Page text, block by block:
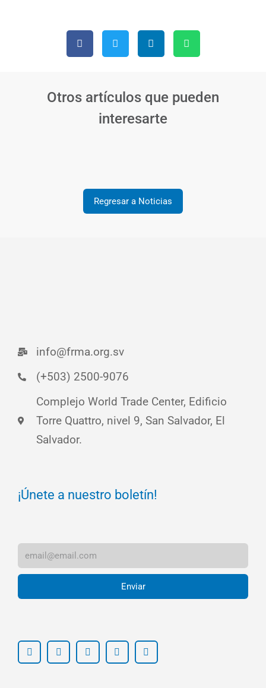
Otros artículos que pueden
interesarte
Regresar a Noticias
info@frma.org.sv
(+503) 2500-9076
Complejo World Trade Center, Edificio
Torre Quattro, nivel 9, San Salvador, El
Salvador.
¡Únete a nuestro boletín!
Enviar